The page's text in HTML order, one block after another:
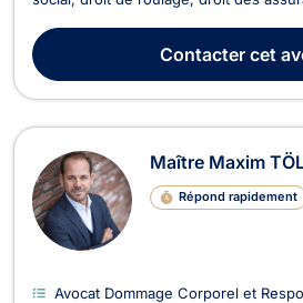
défense et représentation en droit
auteur, prévenu ou victime et...
Contactercet
Maître Maxim
Répond rapidement
Avocat Dommage Corporel et